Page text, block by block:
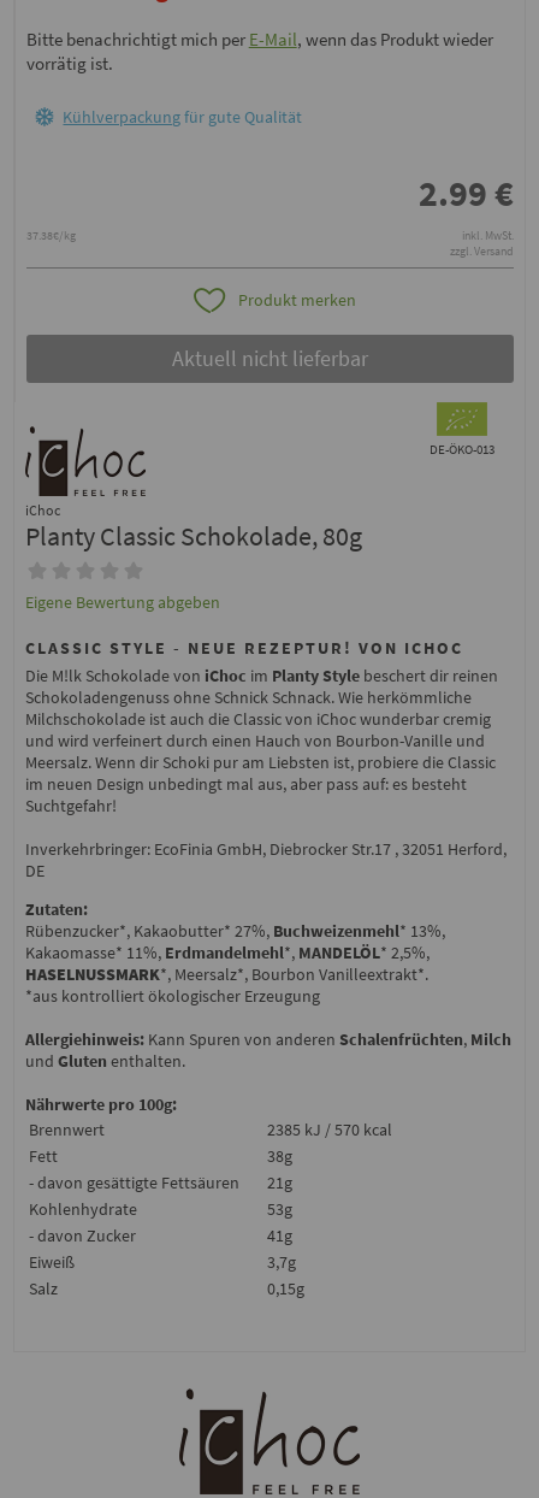
Bitte benachrichtigt mich per E-Mail, wenn das Produkt wieder
vorrätig ist.
Kühlverpackungfür gute Qualität
2.99€
37.38€/kg
inkl. MwSt.
zzgl. Versand
Produkt merken
Aktuell nicht lieferbar
DE-ÖKO-013
iChoc
Planty Classic Schokolade, 80g
Eigene Bewertung abgeben
CLASSIC STYLE - NEUE REZEPTUR! VON ICHOC
Die M!lk Schokolade von iChoc im Planty Stylebeschert dir reinen
Schokoladengenuss ohne Schnick Schnack. Wie herkömmliche
Milchschokolade ist auch die Classic von iChoc wunderbar cremig
und wird verfeinert durch einen Hauch von Bourbon-Vanille und
Meersalz. Wenn dir Schoki pur am Liebsten ist, probiere die Classic
im neuen Design unbedingt mal aus, aber pass auf: es besteht
Suchtgefahr!
Inverkehrbringer: EcoFinia GmbH, Diebrocker Str.17 , 32051 Herford,
DE
Zutaten:
Rübenzucker*, Kakaobutter* 27%, Buchweizenmehl* 13%,
Kakaomasse* 11%, Erdmandelmehl*, MANDELÖL* 2,5%,
HASELNUSSMARK*, Meersalz*, Bourbon Vanilleextrakt*.
*aus kontrolliert ökologischer Erzeugung
Allergiehinweis:Kann Spuren von anderen Schalenfrüchten, Milch
und Gluten enthalten.
Nährwerte pro 100g:
Brennwert
2385 kJ / 570 kcal
Fett
38g
- davon gesättigte Fettsäuren
21g
Kohlenhydrate
53g
- davon Zucker
41g
Eiweiß
3,7g
Salz
0,15g